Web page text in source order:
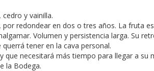
y vainilla.
redondear en dos o tres años. La fruta
Volumen y persistencia larga. Su
tener en la cava personal.
necesitará más tiempo para llegar a
la Bodega.